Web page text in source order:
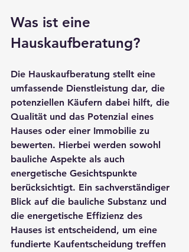
Was ist eine
Hauskaufberatung?
Die Hauskaufberatung stellt eine
umfassende Dienstleistung dar, die
potenziellen Käufern dabei hilft, die
Qualität und das Potenzial eines
Hauses oder einer Immobilie zu
bewerten. Hierbei werden sowohl
bauliche Aspekte als auch
energetische Gesichtspunkte
berücksichtigt. Ein sachverständiger
Blick auf die bauliche Substanz und
die energetische Effizienz des
Hauses ist entscheidend, um eine
fundierte Kaufentscheidung treffen